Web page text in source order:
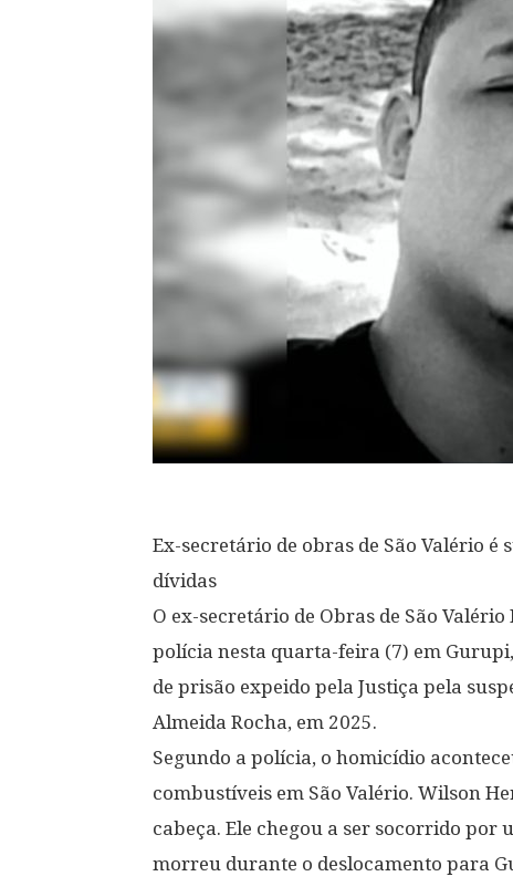
Ex-secretário de obras de São Valério
dívidas
O ex-secretário de Obras de São
polícia nesta quarta-feira (7) em
de prisão expeido pela Justiça pela
Almeida Rocha, em 2025.
Segundo a polícia, o homicídio
combustíveis em São Valério. Wilson
cabeça. Ele chegou a ser socorrido
morreu durante o deslocamento para